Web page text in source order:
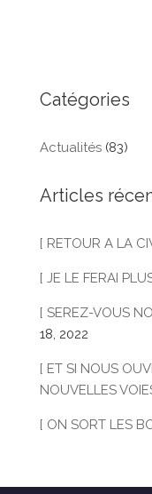
Catégories
Actualités(83)
Articles
[ RETOUR A LA
[ JE LE FERAI
[ SEREZ-VOUS
18, 2022
[ ET SI NOUS
NOUVELLES
[ ON SORT LES